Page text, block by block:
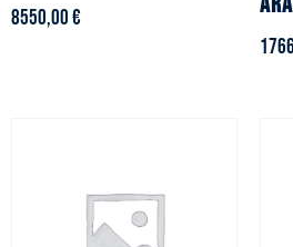
8550,00€